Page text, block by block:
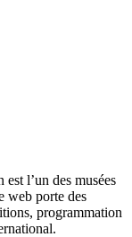
est l’un des musées
web porte des
programmation